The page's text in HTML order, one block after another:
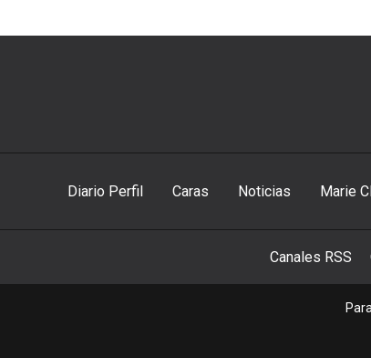
Diario Perfil Caras Noticias Marie
Canales RSS